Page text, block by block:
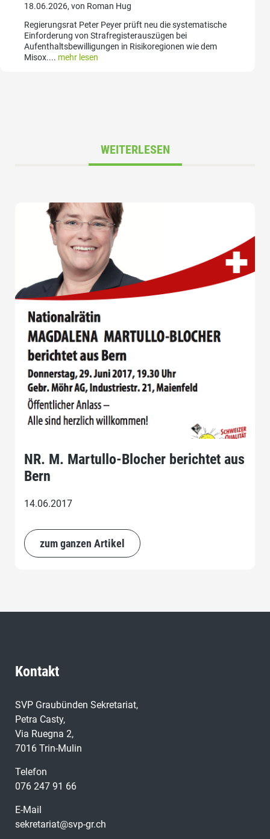
18.06.2026, von Roman Hug
Regierungsrat Peter Peyer prüft neu die systematische
Einforderung von Strafregisterauszügen bei
Aufenthaltsbewilligungen in Risikoregionen wie dem
Misox.... mehr lesen
WEITERLESEN
NR. M. Martullo-Blocher berichtet aus
Bern
14.06.2017
zum ganzen Artikel
Kontakt
SVP Graubünden Sekretariat,
Petra Casty,
Via Ruegna 2,
7016 Trin-Mulin
Telefon
076 247 91 66
E-Mail
sekretariat@svp-gr.ch